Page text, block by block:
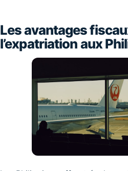
Les avantages
l’expatriation aux